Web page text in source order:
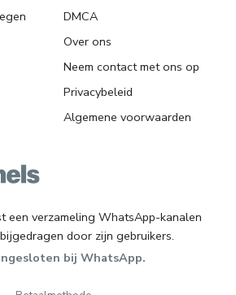
DMCA
Over ons
Neem contact met ons op
Privacybeleid
Algemene voorwaarden
een verzameling WhatsApp-kanalen
door zijn gebruikers.
bij WhatsApp.